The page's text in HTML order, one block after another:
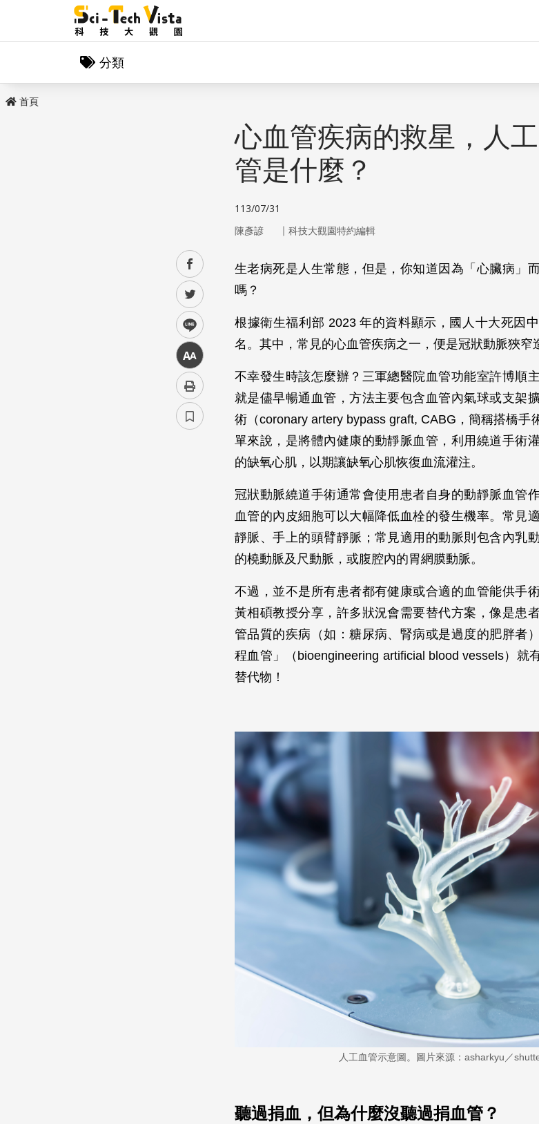
分類
首頁
facebook
twitter
line
中
心血管疾病的救星，人
管是什麼？
113/07/31
陳彥諺 ｜ 科技大觀園特約編輯
生老病死是人生常態，但是，你知道因為「心臟病」
嗎？
根據衛生福利部 2023 年的資料顯示，國人十大死因
名。其中，常見的心血管疾病之一，便是冠狀動脈狹窄
不幸發生時該怎麼辦？三軍總醫院血管功能室許博順
就是儘早暢通血管，方法主要包含血管內氣球或支架
術（coronary artery bypass graft, CABG，簡稱搭橋手
單來說，是將體內健康的動靜脈血管，利用繞道手術
的缺氧心肌，以期讓缺氧心肌恢復血流灌注。
冠狀動脈繞道手術通常會使用患者自身的動靜脈血管
血管的內皮細胞可以大幅降低血栓的發生機率。常見
靜脈、手上的頭臂靜脈；常見適用的動脈則包含內乳
的橈動脈及尺動脈，或腹腔內的胃網膜動脈。
不過，並不是所有患者都有健康或合適的血管能供手
黃相碩教授分享，許多狀況會需要替代方案，像是患
管品質的疾病（如：糖尿病、腎病或是過度的肥胖者
程血管」（bioengineering artificial blood vessels）就
替代物！
人工血管示意圖。圖片來源：asharkyu／
聽過捐血，但為什麼沒聽過捐血管？